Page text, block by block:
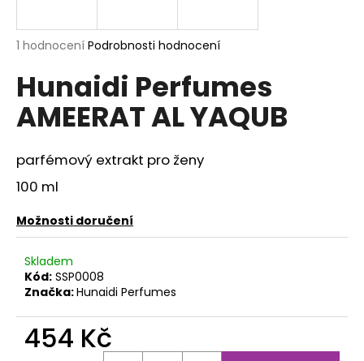
Průměrné
produktu
je
5,0
z
hvězdiček.
1 hodnocení Podrobnosti hodnocení
Hunaidi Perfumes
AMEERAT AL YAQUB
parfémový extrakt pro ženy
100 ml
Možnosti doručení
Skladem
Kód: SSP0008
Značka:Hunaidi Perfumes
454 Kč
j
t
?
D
o
p
o
u